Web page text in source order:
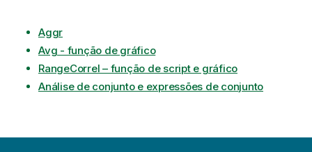
Aggr
Avg - função de gráfico
RangeCorrel – função de script e gráfico
Análise de conjunto e expressões de conjunto